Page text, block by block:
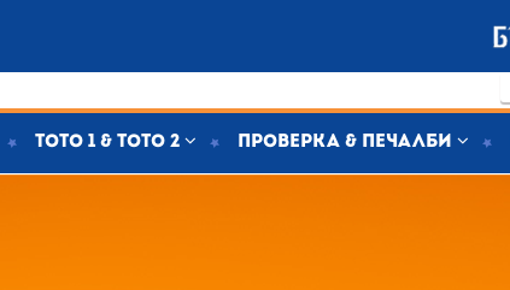
Тото 1 & Тото 2 Проверка & печалби